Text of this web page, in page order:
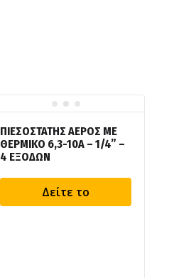
ΠΙΕΣΟΣΤΑΤΗΣ ΑΕΡΟΣ ΜΕ
ΘΕΡΜΙΚΟ 6,3-10Α – 1/4” –
4 ΕΞΟΔΩΝ
Δείτε το